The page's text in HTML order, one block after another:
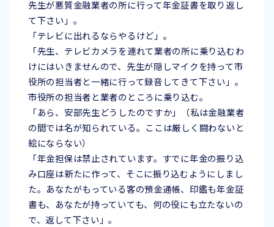
先生が悪質金融業者の所に行って年金証書を取り返し
て下さい」。
「テレビに出れるならやるけど」。
「先生、テレビカメラを連れて業者の所に乗り込むわ
けにはいきませんので、先生が隠しマイクを持って市
役所の担当者と一緒に行って録音してきて下さい」。
市役所の担当者と業者のところに乗り込む。
「あら、安部先生どうしたのですか」（私は金融業者
の間では名が知られている。ここは厳しく闘わないと
絵にならない）
「年金担保は禁止されています。すでに年金の振り込
み口座は新たに作って、そこに振り込むようにしまし
た。あなたがもっている客の預金通帳、印鑑も年金証
書も、あなたが持っていても、何の役にも立たないの
で、返して下さい」。